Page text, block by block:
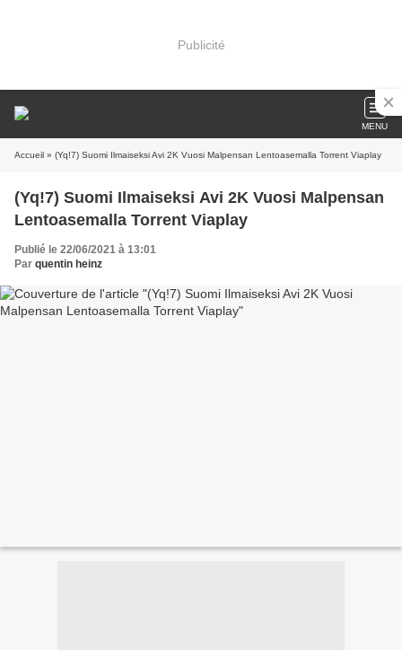
Publicité
MENU
Accueil » (Yq!7) Suomi Ilmaiseksi Avi 2K Vuosi Malpensan Lentoasemalla Torrent Viaplay
(Yq!7) Suomi Ilmaiseksi Avi 2K Vuosi Malpensan
Lentoasemalla Torrent Viaplay
Publié le 22/06/2021 à 13:01
Par quentin heinz